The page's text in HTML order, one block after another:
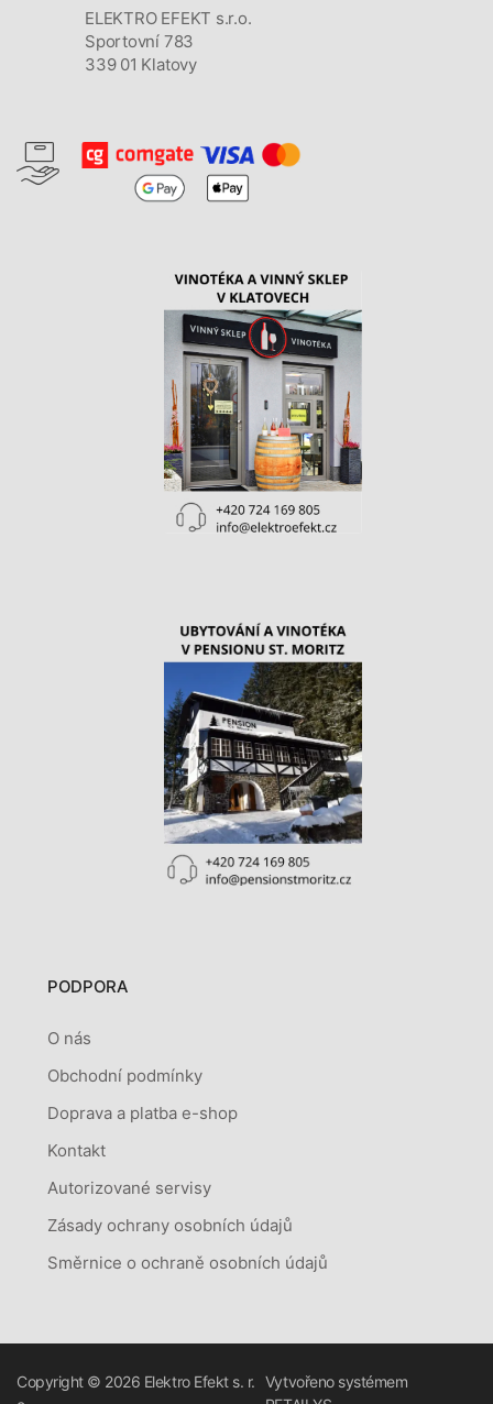
ELEKTRO EFEKT s.r.o.
Sportovní 783
339 01 Klatovy
PODPORA
O nás
Obchodní podmínky
Doprava a platba e-shop
Kontakt
Autorizované servisy
Zásady ochrany osobních údajů
Směrnice o ochraně osobních údajů
Copyright © 2026 Elektro Efekt s. r. Vytvořeno systémem